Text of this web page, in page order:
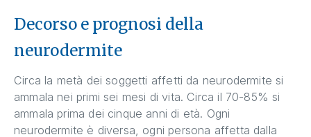
Decorso e prognosi della
neurodermite
Circa la metà dei soggetti affetti da neurodermite si
ammala nei primi sei mesi di vita. Circa il 70-85% si
ammala prima dei cinque anni di età. Ogni
neurodermite è diversa, ogni persona affetta dalla